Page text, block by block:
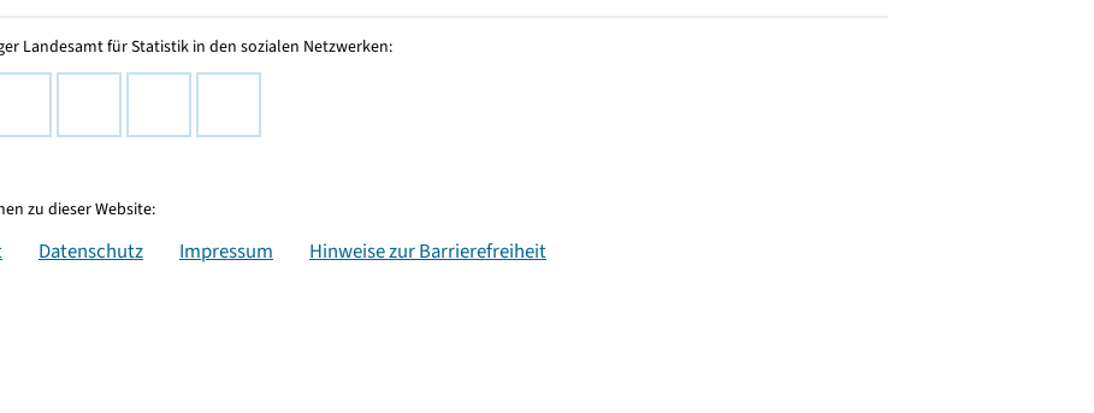
Landesamt für Statistik in den sozialen Netzwerken:
zu dieser Website:
Datenschutz Impressum Hinweise zur Barrierefreiheit